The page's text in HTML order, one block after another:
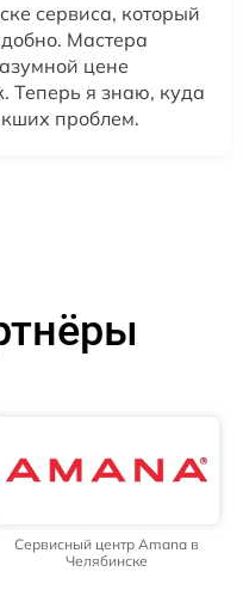
сервиса, который
Мастера
цене
Теперь я знаю, куда
проблем.
Сервисный центр Amana в
Челябинске